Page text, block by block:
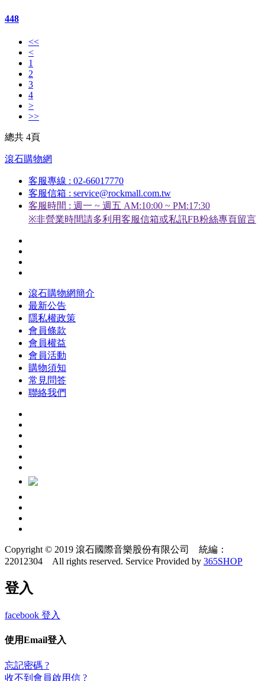
448
<<
<
1
2
3
4
>
>>
總共 4頁
滾石購物網
客服專線 : 02-66017770
客服信箱 : service@rockmall.com.tw
客服時間 : 週一 ~ 週五 AM:10:00 ~ PM:17:30
※非營業時間請多利用客服信箱或私訊FB粉絲專頁留言
滾石購物網簡介
最新公告
隱私權政策
會員條款
會員權益
會員活動
購物須知
常見問答
聯絡我們
Copyright © 2019 滾石國際音樂股份有限公司 統編：
22012304 All rights reserved. Service Provided by 365SHOP
登入
facebook 登入
使用Email登入
忘記密碼 ?
收不到會員啟用信 ?